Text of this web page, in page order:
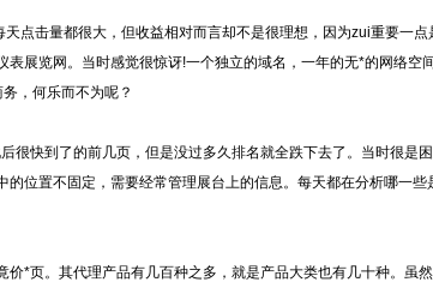
点击量都很大，但收益相对而言却不是很理想，因为zui重要一点
表展览网。当时感觉很惊讶!一个独立的域名，一年的无*的网络空
，何乐而不为呢？
很快到了的前几页，但是没过多久排名就全跌下去了。当时很是困
位置不固定，需要经常管理展台上的信息。每天都在分析哪一些
价*页。其代理产品有几百种之多，就是产品大类也有几十种。虽